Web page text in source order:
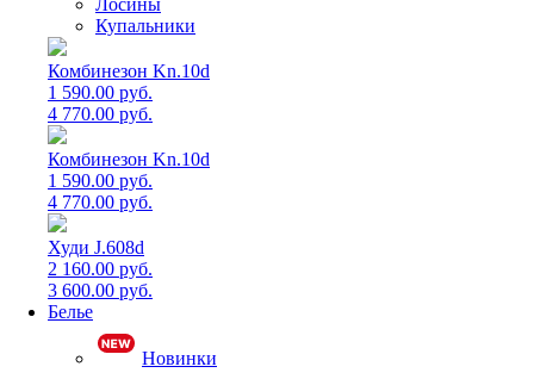
Лосины
Купальники
Комбинезон Kn.10d
1 590.00 руб.
4 770.00 руб.
Комбинезон Kn.10d
1 590.00 руб.
4 770.00 руб.
Худи J.608d
2 160.00 руб.
3 600.00 руб.
Белье
Новинки